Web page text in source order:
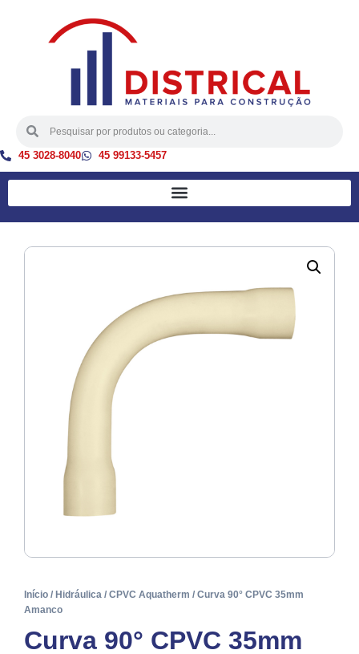
45 3028-8040 45 99133-5457
Início / Hidráulica / CPVC Aquatherm / Curva 90° CPVC 35mm
Amanco
Curva 90° CPVC 35mm